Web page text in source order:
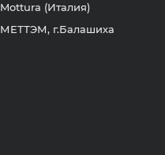
Mottura (Италия)
МЕТТЭМ, г.Балашиха